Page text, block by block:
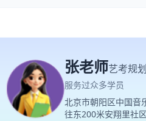
张老师艺考规
服务过众多学员
北京市朝阳区中国音
往东200米安翔里社